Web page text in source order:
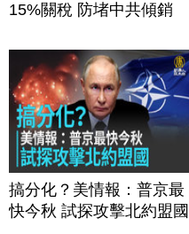
15%關稅 防堵中共傾銷
搞分化？美情報：普京最
快今秋 試探攻擊北約盟國